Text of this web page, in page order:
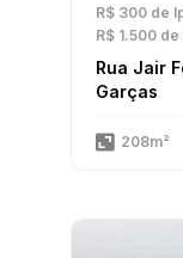
R$ 300 de
R$ 1.500 de
Rua Jair
Garças
208m²